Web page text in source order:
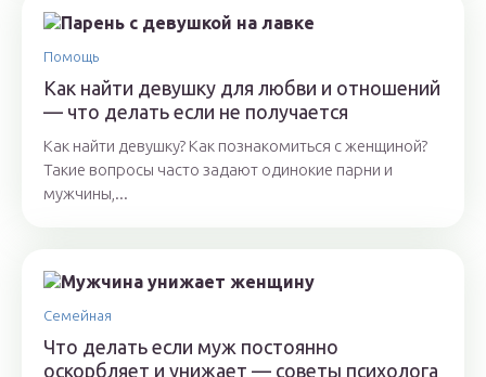
Помощь
Как найти девушку для любви и отношений
— что делать если не получается
Как найти девушку? Как познакомиться с женщиной?
Такие вопросы часто задают одинокие парни и
мужчины,...
Семейная
Что делать если муж постоянно
оскорбляет и унижает — советы психолога